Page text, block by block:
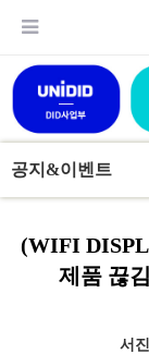
공지&이벤트
(WIFI
제품 끊
서